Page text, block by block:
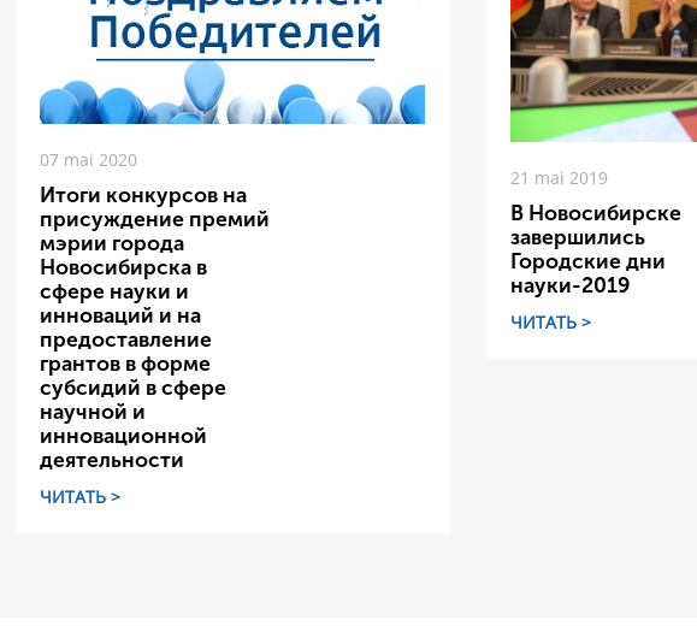
07 mai 2020
Итоги конкурсов на
присуждение премий
мэрии города
Новосибирска в
сфере науки и
инноваций и на
предоставление
грантов в форме
субсидий в сфере
научной и
инновационной
деятельности
ЧИТАТЬ >
21 mai 2019
В Новосибирске
завершились
Городские дни
науки-2019
ЧИТАТЬ >